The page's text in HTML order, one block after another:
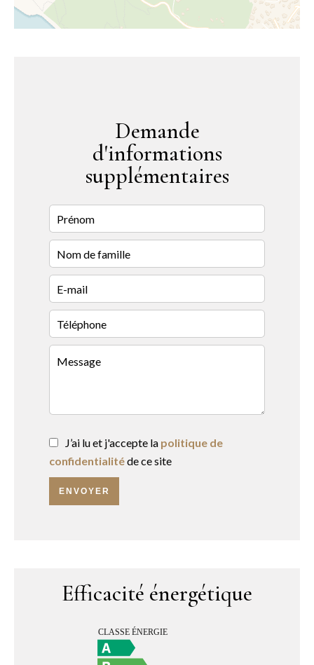
Demande
d'informations
supplémentaires
J’ai lu et j'accepte la politique de
confidentialitéde ce site
ENVOYER
Efficacité énergétique